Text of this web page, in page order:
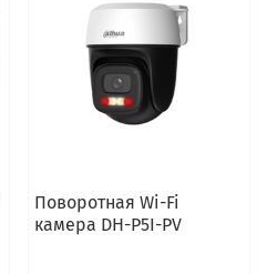
Поворотная Wi-Fi
камера DH-P5I-PV